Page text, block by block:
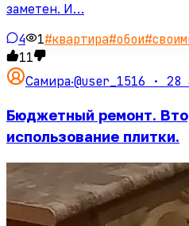
заметен. И…
4 1#квартира#обои#
11
Самира·@user_1516 · 28
Бюджетный ремонт.
использование плитки.